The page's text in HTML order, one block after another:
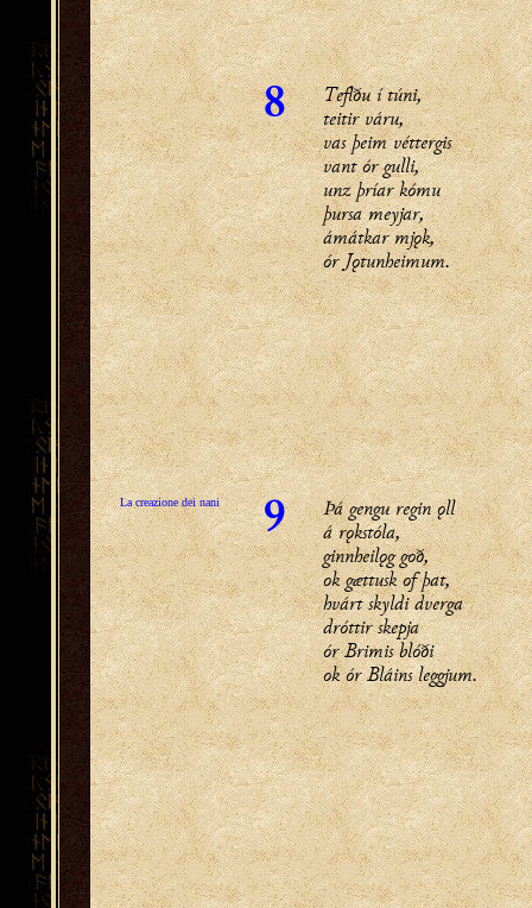
8
Teflðu í túni,
teitir váru,
vas þeim véttergis
vant ór gulli,
unz þríar kómu
þursa meyjar,
ámátkar mjǫk,
ór Jǫtunheimum.
La creazione dei nani 9
Þá gengu regin ǫll
á rǫkstóla,
ginnheilǫg goð,
ok gættusk of þat,
hvárt skyldi dverga
dróttir skepja
ór Brimis blóði
ok ór Bláins leggjum.